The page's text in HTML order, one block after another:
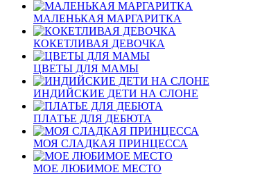
МАЛЕНЬКАЯ МАРГАРИТКА
КОКЕТЛИВАЯ ДЕВОЧКА
ЦВЕТЫ ДЛЯ МАМЫ
ИНДИЙСКИЕ ДЕТИ НА СЛОНЕ
ПЛАТЬЕ ДЛЯ ДЕБЮТА
МОЯ СЛАДКАЯ ПРИНЦЕССА
МОЕ ЛЮБИМОЕ МЕСТО